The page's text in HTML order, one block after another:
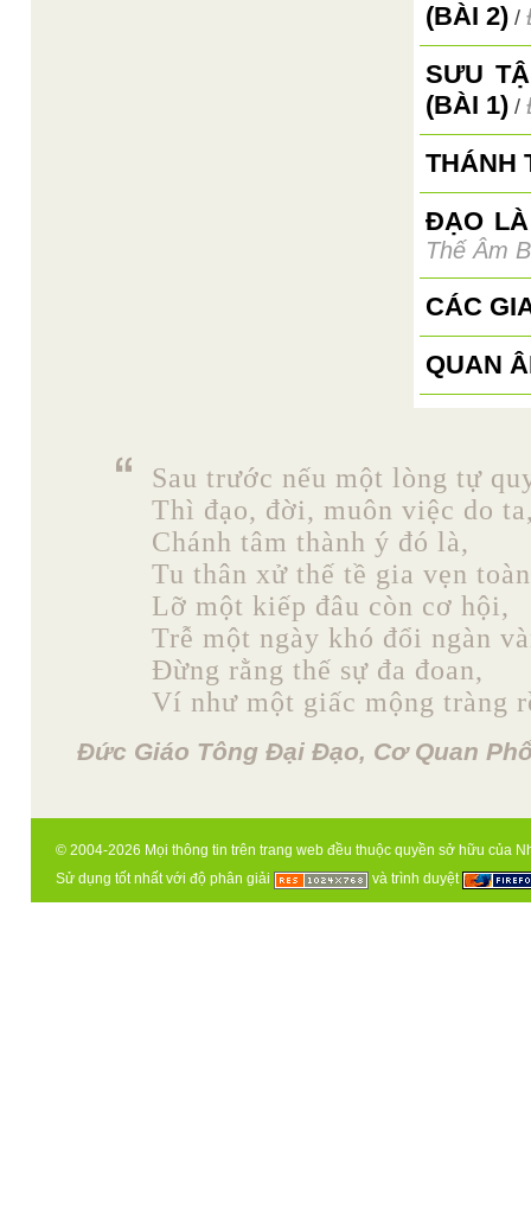
(BÀI 2) /
SƯU
(BÀI 1) /
THÁNH
ĐẠO LÀ
Thế Âm
CÁC
QUAN
Sau trước nếu một lòng tự
Thì đạo, đời, muôn việc do
Chánh tâm thành ý đó là,
Tu thân xử thế tề gia vẹn
Lỡ một kiếp đâu còn cơ hội,
Trễ một ngày khó đổi ngàn
Đừng rằng thế sự đa đoan,
Ví như một giấc mộng tràng
Đức Giáo Tông Đại Đạo, Cơ Quan
© 2004-2026 Mọi thông tin trên trang web đều thuộc quyền sở hữu của
Sử dụng tốt nhất với độ phân giải
và trình duyệt